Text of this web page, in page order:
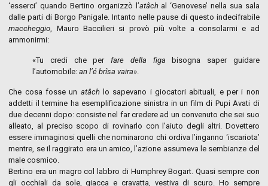
‘esserci’ quando Bertino organizzò l’atâchal ‘Genovese’ nella sua sala
dalle parti di Borgo Panigale. Intanto nelle pause di questo indecifrabile
maccheggio , Mauro Baccilieri si provò più volte a consolarmi e ad
ammonirmi:
«Tu credi che perfare della figa bisogna saper guidare
l’automobile:an l’é brîsa vaira».
Che cosa fosse un atâchlo sapevano i giocatori abituali, e per i non
addetti il termine ha esemplificazione sinistra in un film di Pupi Avati di
due decenni dopo: consiste nel far credere ad un convenuto che sei suo
alleato, al preciso scopo di rovinarlo con l’aiuto degli altri. Dovettero
essere immaginosi quelli che nominarono chi ordiva l’inganno ‘iscariota’
mentre, se il raggirato era un amico, l’azione assumeva le sembianze del
male cosmico.
Bertino era un magro col labbro di Humphrey Bogart. Quasi sempre con
gli occhiali da sole, giacca e cravatta, vestiva di scuro. Ho sempre